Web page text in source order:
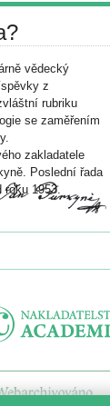
vědecký
z
rubriku
se zaměřením
zakladatele
Poslední řada
roku 1953.